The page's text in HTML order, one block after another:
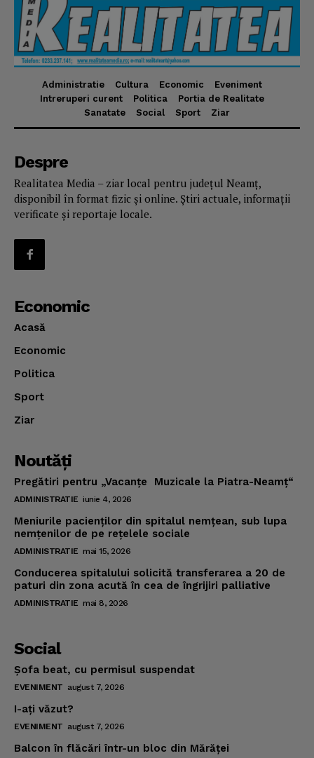
Administratie Cultura Economic
Eveniment
Intreruperi curent
Politica
Portia de Realitate
Sanatate
Social Sport Ziar
Despre
Realitatea Media – ziar local pentru județul Neamț,
disponibil în format fizic și online. Știri actuale, informații
verificate și reportaje locale.
Economic
Acasă
Economic
Politica
Sport
Ziar
Noutăţi
Pregătiri pentru „Vacanţe Muzicale la Piatra-Neamţ“
ADMINISTRATIE iunie 4, 2026
Meniurile pacienţilor din spitalul nemţean, sub lupa
nemţenilor de pe reţelele sociale
ADMINISTRATIE mai 15, 2026
Conducerea spitalului solicită transferarea a 20 de
paturi din zona acută în cea de îngrijiri palliative
ADMINISTRATIE mai 8, 2026
Social
Şofa beat, cu permisul suspendat
EVENIMENT august 7, 2026
I-aţi văzut?
EVENIMENT august 7, 2026
Balcon în flăcări într-un bloc din Mărăţei